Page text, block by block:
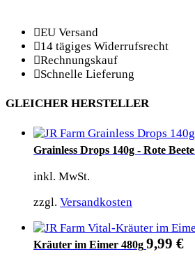
EU Versand
14 tägiges Widerrufsrecht
Rechnungskauf
Schnelle Lieferung
GLEICHER HERSTELLER
Grainless Drops 140g - Rote Beete
inkl. MwSt.
zzgl. Versandkosten
Kräuter im Eimer 480g 9,99 €